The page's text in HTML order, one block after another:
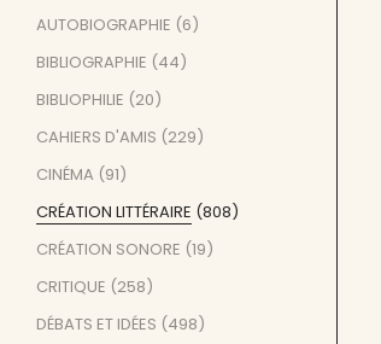
AUTOBIOGRAPHIE (6)
BIBLIOGRAPHIE (44)
BIBLIOPHILIE (20)
CAHIERS D'AMIS (229)
CINÉMA (91)
CRÉATION LITTÉRAIRE (808)
CRÉATION SONORE (19)
CRITIQUE (258)
DÉBATS ET IDÉES (498)